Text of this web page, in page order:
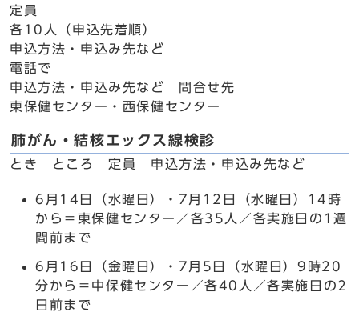
定員
各10人（申込先着順）
申込方法・申込み先など
電話で
申込方法・申込み先など 問合せ先
東保健センター・西保健センター
肺がん・結核エックス線検診
とき ところ 定員 申込方法・申込み先など
6月14日（水曜日）・7月12日（水曜日）14時
から＝東保健センター／各35人／各実施日の1週
間前まで
6月16日（金曜日）・7月5日（水曜日）9時20
分から＝中保健センター／各40人／各実施日の2
日前まで